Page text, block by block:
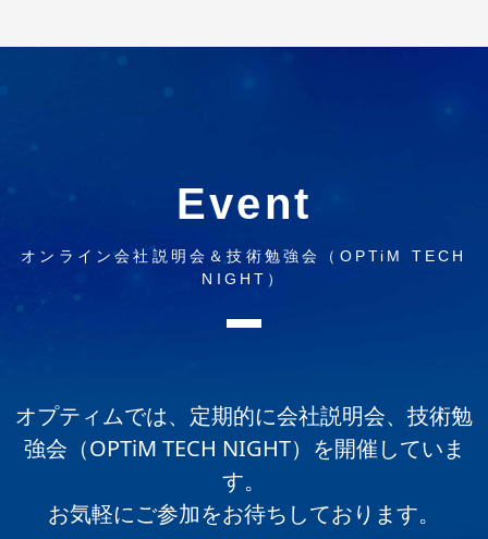
Event
オンライン会社説明会＆技術勉強会（OPTiM TECH
NIGHT）
オプティムでは、定期的に会社説明会、技術勉
強会（OPTiM TECH NIGHT）を開催していま
す。
お気軽にご参加をお待ちしております。